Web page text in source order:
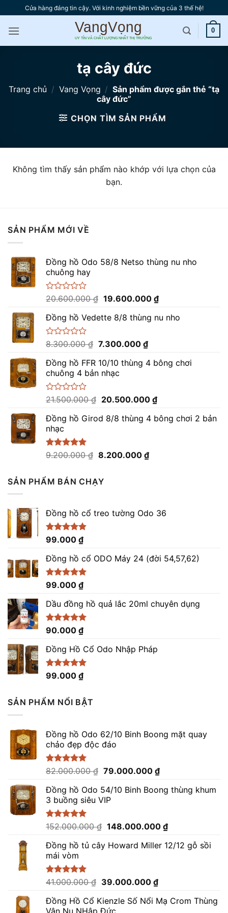
qua
nội
dung
Cửa hàng đáng tin cậy. Với kinh nghiệm bền vững của 3 thế hệ!
0
tạ cây đức
Trang chủ / Vang Vọng / Sản phẩm được gắn thẻ “tạ
cây đức”
CHỌN TÌM SẢN PHẨM
Không tìm thấy sản phẩm nào khớp với lựa chọn của
bạn.
SẢN PHẨM MỚI VỀ
Đồng hồ Odo 58/8 Netso thùng nu nho
chuông hay
Được
hạng
0
5
20.600.000₫ Giá
là:
19.600.000 ₫Giá
tại
Đồng hồ Vedette 8/8 thùng nu nho
Được
hạng
0
5
sao
8.300.000₫ Giá
là:
8.300.000 ₫.
7.300.000 ₫Giá
tại
Đồng hồ FFR 10/10 thùng 4 bông chơi
chuông 4 bản nhạc
Được
hạng
0
5
sao
21.500.000₫ Giá
là:
20.500.000 ₫Giá
tại
Đồng hồ Girod 8/8 thùng 4 bông chơi 2 bản
nhạc
Được xếp
9.200.000₫ Giá
9.200.000 ₫.
8.200.000 ₫Giá
SẢN PHẨM BÁN CHẠY
Đồng hồ cổ treo tường Odo 36
Được xếp
4.86
5 sao
99.000 ₫
Đồng hồ cổ ODO Máy 24 (đời 54,57,62)
Được xếp
5.00
5 sao
99.000 ₫
Dầu đồng hồ quả lắc 20ml chuyên dụng
Được xếp
5.00
5 sao
90.000 ₫
Đồng Hồ Cổ Odo Nhập Pháp
Được xếp
4.96
99.000 ₫
SẢN PHẨM NỔI BẬT
Đồng hồ Odo 62/10 Binh Boong mặt quay
chảo đẹp độc đáo
Được xếp
5 sao
82.000.000₫ Giá
là:
82.000.000 ₫.
79.000.000 ₫Giá
tại
Đồng hồ Odo 54/10 Binh Boong thùng khum
3 buồng siêu VIP
Được xếp
5 sao
152.000.000₫ Giá
là:
148.000.000 ₫Giá
tại
Đồng hồ tủ cây Howard Miller 12/12 gỗ sồi
mái vòm
Được xếp
5 sao
41.000.000₫ Giá
là:
39.000.000 ₫Giá
tại
Đồng Hồ Cổ Kienzle Số Nổi Mạ Crom Thùng